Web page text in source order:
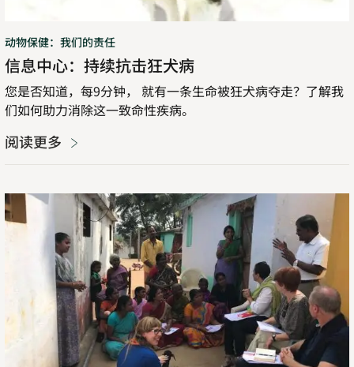
动物保健：我们的责任
信息中心：持续抗击狂犬病
您是否知道，每9分钟， 就有一条生命被狂犬病夺走？了解我
们如何助力消除这一致命性疾病。
阅读更多
借
助
创